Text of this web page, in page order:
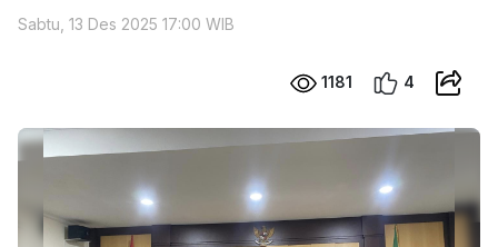
Sabtu, 13 Des 2025 17:00 WIB
1181 4